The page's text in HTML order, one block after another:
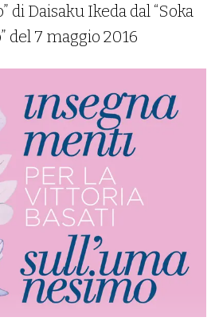
di Daisaku Ikeda dal “Soka
del 7 maggio 2016